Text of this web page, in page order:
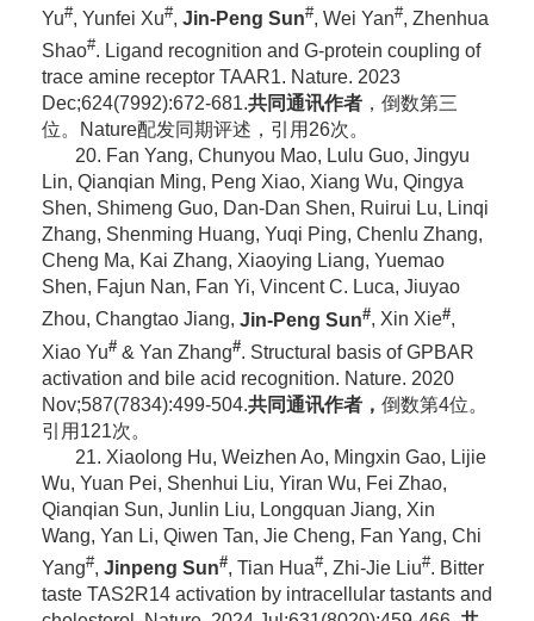
Yu#, Yunfei Xu#, Jin-Peng Sun#, Wei Yan#, Zhenhua
Shao#. Ligand recognition and G-protein coupling of
trace amine receptor TAAR1. Nature. 2023
Dec;624(7992):672-681.共同通讯作者，倒数第三
位。Nature配发同期评述，引用26次。
20. Fan Yang, Chunyou Mao, Lulu Guo, Jingyu
Lin, Qianqian Ming, Peng Xiao, Xiang Wu, Qingya
Shen, Shimeng Guo, Dan-Dan Shen, Ruirui Lu, Linqi
Zhang, Shenming Huang, Yuqi Ping, Chenlu Zhang,
Cheng Ma, Kai Zhang, Xiaoying Liang, Yuemao
Shen, Fajun Nan, Fan Yi, Vincent C. Luca, Jiuyao
Zhou, Changtao Jiang, Jin-Peng Sun#, Xin Xie#,
Xiao Yu#& Yan Zhang#. Structural basis of GPBAR
activation and bile acid recognition. Nature. 2020
Nov;587(7834):499-504.共同通讯作者， 倒数第4位。
引用121次。
21. Xiaolong Hu, Weizhen Ao, Mingxin Gao, Lijie
Wu, Yuan Pei, Shenhui Liu, Yiran Wu, Fei Zhao,
Qianqian Sun, Junlin Liu, Longquan Jiang, Xin
Wang, Yan Li, Qiwen Tan, Jie Cheng, Fan Yang, Chi
Yang#, Jinpeng Sun#, Tian Hua#, Zhi-Jie Liu#. Bitter
taste TAS2R14 activation by intracellular tastants and